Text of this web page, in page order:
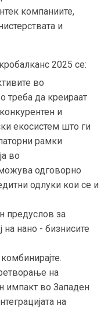
компаниите,
и
2025 се:
во
треба да креираат
и
екосистем што ги
рамки
во
одговорно
одлуки кои се и
предуслов за
на нано - бизнисите
на
импакт во Западен
на